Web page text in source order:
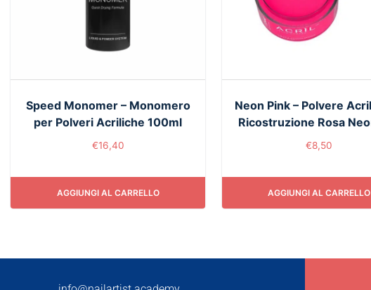
Speed Monomer – Monomero
per Polveri Acriliche 100ml
€16,40
AGGIUNGI AL CARRELLO
Neon Pink – Polvere
Ricostruzione Rosa
€8,50
AGGIUNGI AL CARRELLO